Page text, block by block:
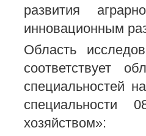
развития
инновационным
Область
соответствует
специальностей
специальности
хозяйством»: